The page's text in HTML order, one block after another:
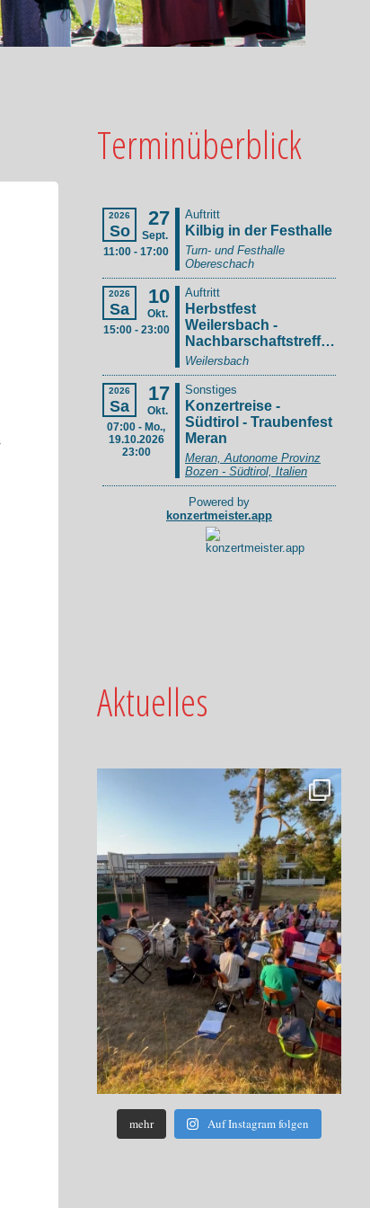
Terminüberblick
Aktuelles
mehr Auf Instagram folgen